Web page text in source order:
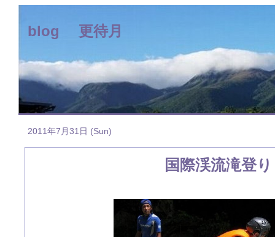
blog 更待月
2011年7月31日 (Sun)
国際渓流滝登り